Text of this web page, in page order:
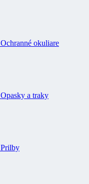
Ochranné okuliare
Opasky a traky
Prilby